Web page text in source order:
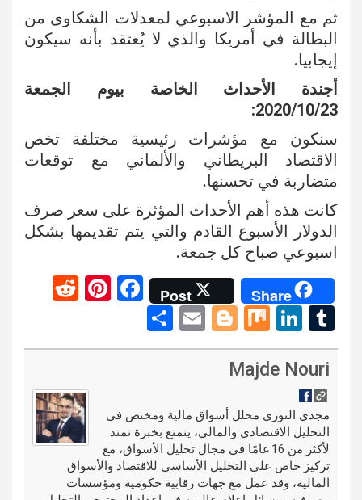
ثم مع المؤشر الاسبوعي لمعدلات الشكاوى من
البطالة في أمريكا والذي لا يُعتقد بأنه سيكون
إيجابيا.
أجندة الأحداث الخاصة بيوم الجمعة
2020/10/23:
سنكون مع مؤشرات رئيسية مختلفة تخص
الاقتصاد البريطاني والألماني مع توقعات
متضاربة في تحسنها.
كانت هذه أهم الأحداث المؤثرة على سعر صرف
الدولار الأسبوع القادم والتي يتم تقديمها بشكل
اسبوعي صباح كل جمعة.
Share
Post
F
ce
o
k
Pi
er
t
d
t
T
u
m
bl
r
Li
n
ke
n
M
ix
Bl
o
er
E
m
h
Majde Nouri
مجدي النوري محلل أسواق مالية ومختص في
التحليل الاقتصادي والمالي، يتمتع بخبرة تمتد
لأكثر من 16 عامًا في مجال تحليل الأسواق، مع
تركيز خاص على التحليل الأساسي للاقتصاد والأسواق
المالية، وقد عمل مع جهات رقابية حكومية ومؤسسات